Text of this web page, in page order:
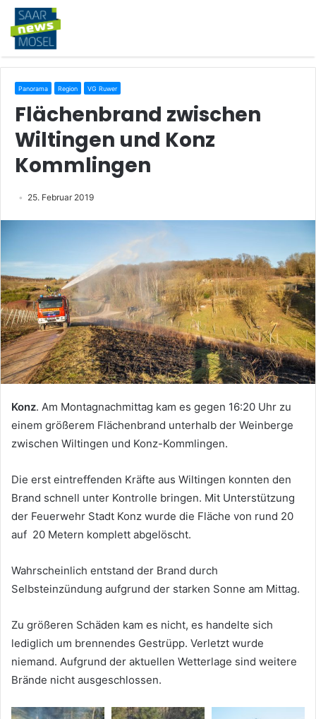
Panorama Region VG Ruwer
Flächenbrand zwischen
Wiltingen und Konz
Kommlingen
25. Februar 2019
Konz. Am Montagnachmittag kam es gegen 16:20 Uhr zu
einem größerem Flächenbrand unterhalb der Weinberge
zwischen Wiltingen und Konz-Kommlingen.
Die erst eintreffenden Kräfte aus Wiltingen konnten den
Brand schnell unter Kontrolle bringen. Mit Unterstützung
der Feuerwehr Stadt Konz wurde die Fläche von rund 20
auf 20 Metern komplett abgelöscht.
Wahrscheinlich entstand der Brand durch
Selbsteinzündung aufgrund der starken Sonne am Mittag.
Zu größeren Schäden kam es nicht, es handelte sich
lediglich um brennendes Gestrüpp. Verletzt wurde
niemand. Aufgrund der aktuellen Wetterlage sind weitere
Brände nicht ausgeschlossen.